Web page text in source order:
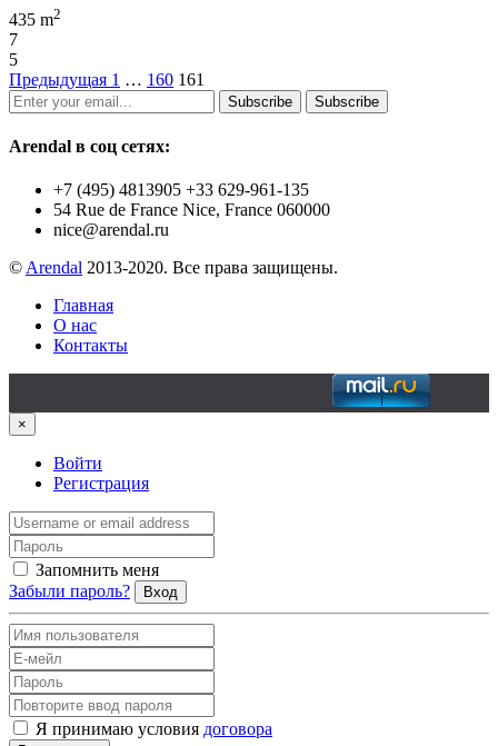
435 m2
7
5
Предыдущая 1 … 160 161
Subscribe Subscribe
Arendal в соц сетях:
+7 (495) 4813905 +33 629-961-135
54 Rue de France Nice, France 060000
nice@arendal.ru
©Arendal 2013-2020. Все права защищены.
Главная
О нас
Контакты
×
Войти
Регистрация
Запомнить меня
Забыли пароль?
Вход
Я принимаю условия договора